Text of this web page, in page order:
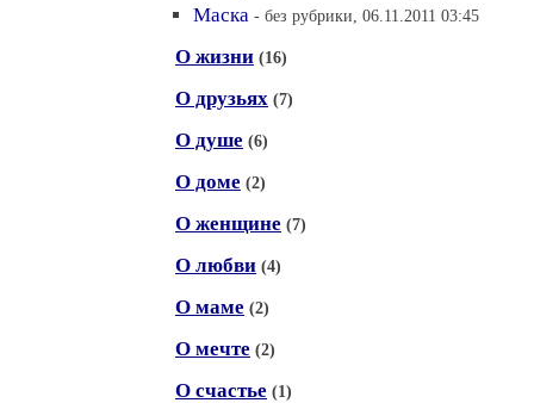
Маска - без рубрики, 06.11.2011 03:45
О жизни (16)
О друзьях (7)
О душе (6)
О доме (2)
О женщине (7)
О любви (4)
О маме (2)
О мечте (2)
О счастье (1)